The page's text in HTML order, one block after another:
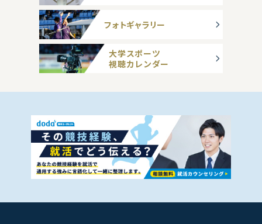
フォトギャラリー
大学スポーツ
視聴カレンダー